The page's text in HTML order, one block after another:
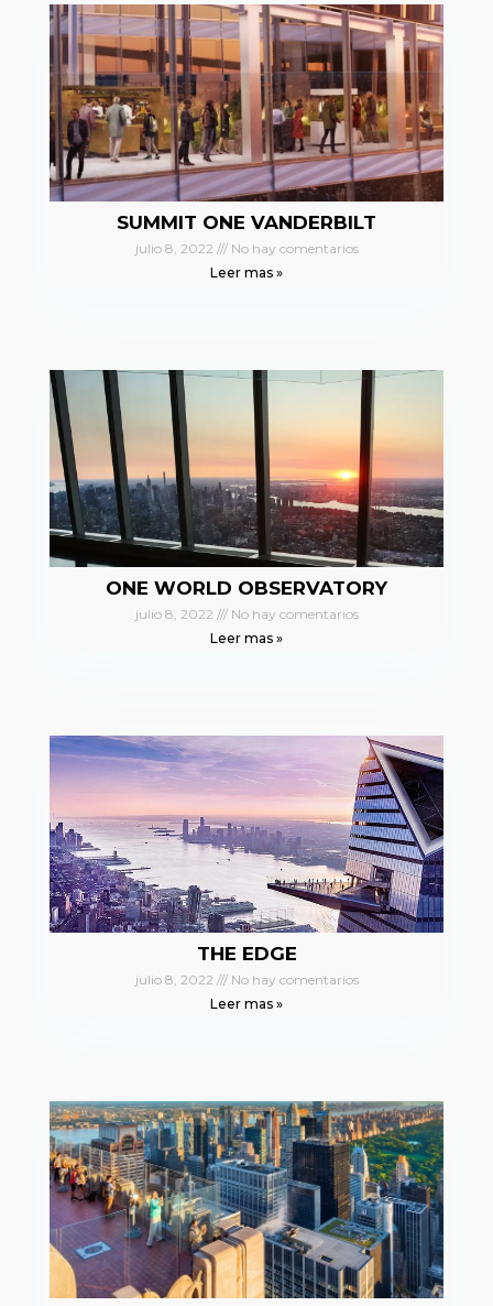
SUMMIT ONE VANDERBILT
julio 8, 2022
No hay comentarios
Leer mas »
ONE WORLD OBSERVATORY
julio 8, 2022
No hay comentarios
Leer mas »
THE EDGE
julio 8, 2022
No hay comentarios
Leer mas »